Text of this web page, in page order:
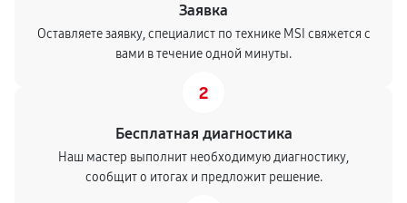
Заявка
Оставляете заявку, специалист по технике MSI свяжется с
вами в течение одной минуты.
2
Бесплатная диагностика
Наш мастер выполнит необходимую диагностику,
сообщит о итогах и предложит решение.